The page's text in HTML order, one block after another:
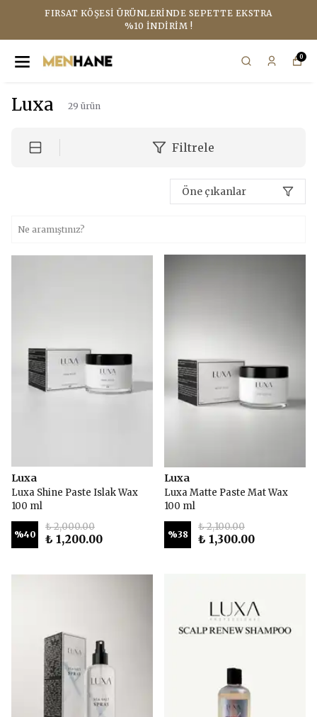
FIRSAT KÖŞESI ÜRÜNLERINDE SEPETTE EKSTRA
%10 İNDIRIM !
0
Luxa 29 ürün
Filtrele
Öne çıkanlar
Luxa
Luxa Shine Paste Islak Wax
100 ml
%40
₺ 2,000.00
₺ 1,200.00
Luxa
Luxa Matte Paste Mat Wax
100 ml
%38
₺ 2,100.00
₺ 1,300.00